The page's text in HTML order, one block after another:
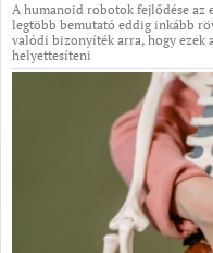
A humanoid robotok fejlődése az
legtöbb bemutató eddig inkább
valódi bizonyíték arra, hogy ezek
helyettesíteni